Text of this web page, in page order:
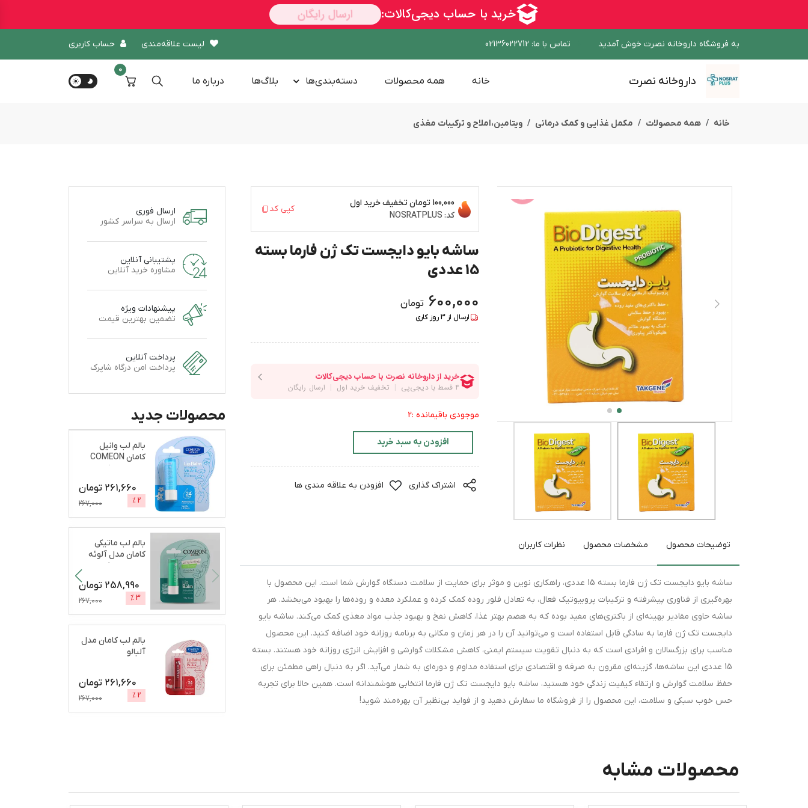
به فروشگاه داروخانه نصرت خوش آمدید تماس با ما:
02136022712 لیست علاقه‌مندی حساب کاربری
داروخانه نصرت خانه همه محصولات دسته‌بندی‌ها بلاگ‌ها درباره‌ ما
0
خانه همه محصولات مکمل غذایی و کمک درمانی ویتامین،املاح و ترکیبات مغذی
100,000 تومان
تخفیف خرید اول
کد: NOSRATPLUS
کپی کد
ساشه بایو دایجست تک ژن فارما بسته
15 عددی
600,000 تومان
ارسال از 3روز کاری
موجودی باقیمانده :2
افزودن به سبد خرید
اشتراک گذاری افزودن به علاقه مندی ها
توضیحات محصول مشخصات محصول نظرات کاربران
ساشه بایو دایجست تک ژن فارما بسته 15 عددی، راهکاری نوین و موثر برای حمایت از سلامت دستگاه گوارش شما است. این محصول با
بهره‌گیری از فناوری پیشرفته و ترکیبات پروبیوتیک فعال، به تعادل فلور روده کمک کرده و عملکرد معده و روده‌ها را بهبود می‌بخشد. هر
ساشه حاوی مقادیر بهینه‌ای از باکتری‌های مفید بوده که به هضم بهتر غذا، کاهش نفخ و بهبود جذب مواد مغذی کمک می‌کند. ساشه بایو
دایجست تک ژن فارما به سادگی قابل استفاده است و می‌توانید آن را در هر زمان و مکانی به برنامه روزانه خود اضافه کنید. این محصول
مناسب برای بزرگسالان و افرادی است که به دنبال تقویت سیستم ایمنی، کاهش مشکلات گوارشی و افزایش انرژی روزانه خود هستند. بسته
15 عددی این ساشه‌ها، گزینه‌ای مقرون‌ به‌ صرفه و اقتصادی برای استفاده مداوم و دوره‌ای به شمار می‌آید. اگر به دنبال راهی مطمئن برای
حفظ سلامت گوارش و ارتقاء کیفیت زندگی خود هستید، ساشه بایو دایجست تک ژن فارما انتخابی هوشمندانه است. همین حالا برای تجربه
حس خوب سبکی و سلامت، این محصول را از فروشگاه ما سفارش دهید و از فواید بی‌نظیر آن بهره‌مند شوید!
ارسال فوری
ارسال به سراسر کشور
پشتیبانی آنلاین
مشاوره خرید آنلاین
پیشنهادات ویژه
تضمین بهترین قیمت
پرداخت آنلاین
پرداخت امن درگاه شاپرک
محصولات جدید
بالم لب وانیل
کامان COMEON
نرم و براق کننده
261,660 تومان
2
%
267,000
بالم لب ماتیکی
کامان مدل آلوئه
ورا مرطوب‌کننده،
258,990 تومان
3
%
267,000
بالم لب کامان مدل
آلبالو
261,660 تومان
2
%
267,000
محصولات مشابه